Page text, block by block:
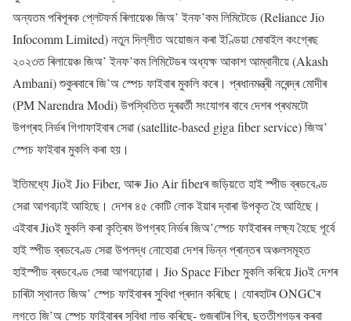
অন্যতম পৰিপূৰক প্লেটফৰ্ম ৰিলায়েঞ্চ জিঅ’ ইনফ’কম লিমিটেডে (Reliance Jio
Infocomm Limited) নতুন দিল্লীত অয়োজন কৰা ইণ্ডিয়া মোবাইল কংগ্ৰেছ
২০২৩ত ৰিলায়েঞ্চ জিঅ’ ইনফ’কম লিমিটেডৰ অধ্যক্ষ আকাশ আম্বানীয়ে (Akash
Ambani) শুকুৰবাৰে জি’অ স্পেচ ফাইবাৰ মুকলি কৰে। প্ৰধানমন্ত্ৰী নৰেন্দ্ৰ মোদীৰ
(PM Narendra Modi) উপস্থিতিত দূৰৱৰ্তী সংযোগৰ বাবে দেশৰ প্ৰথমটো
উপগ্ৰহ নিৰ্ভৰ গিগাফাইবাৰ সেৱা (satellite-based giga fiber service) জিঅ’
স্পেচ ফাইবাৰ মুকলি কৰা হয়।
ইতিমধ্যে Jioই Jio Fiber, আৰু Jio Air fiberৰ জড়িয়তে হাই স্পীড ব্ৰডবেণ্ড
সেৱা আগবঢ়াই আহিছে। দেশৰ ৪৫ কোটি লোক ইয়াৰ দ্বাৰা উপকৃত হৈ আহিছে।
এইবাৰ Jioই মুকলি কৰা কৃত্ৰিম উপগ্ৰহ নিৰ্ভৰ জিঅ’স্পেচ ফাইবাৰৰ লক্ষ্য হৈছে পূৰ্বে
হাই স্পীড ব্ৰডবেণ্ড সেৱা উপলদ্ধ নোহোৱা দেশৰ ভিন্ন প্ৰান্তৰ অঞ্চলসমূহত
হাইস্পীড ব্ৰডবেণ্ড সেৱা আগবঢ়োৱা। Jio Space Fiber মুকলি কৰিয়ে Jioই দেশৰ
চাৰিটা স্থানত জিঅ’ স্পেচ ফাইবাৰৰ সুবিধা প্ৰদান কৰিছে। যোৰহাটৰ ONGCৰ
লগতে জি’অ স্পেচ ফাইবাৰৰ সুবিধা লাভ কৰিছে- গুজৰাটৰ গিৰ, ছত্তীশগড়ৰ কৰবা